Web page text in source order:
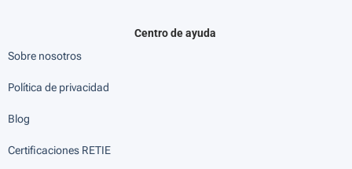
Centro de ayuda
Sobre nosotros
Política de privacidad
Blog
Certificaciones RETIE